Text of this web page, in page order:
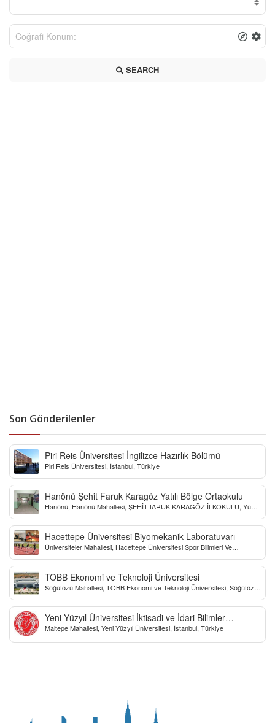
SEARCH
Son Gönderilenler
Piri Reis Üniversitesi İngilizce Hazırlık Bölümü
Piri Reis Üniversitesi, İstanbul, Türkiye
Hanönü Şehit Faruk Karagöz Yatılı Bölge Ortaokulu
Hanönü, Hanönü Mahallesi, ŞEHİT fARUK KARAGÖZ İLKOKULU, Yücel
Hacettepe Üniversitesi Biyomekanik Laboratuvarı
Üniversiteler Mahallesi, Hacettepe Üniversitesi Spor Bilimleri Ve
TOBB Ekonomi ve Teknoloji Üniversitesi
Söğütözü Mahallesi, TOBB Ekonomi ve Teknoloji Üniversitesi, Söğütözü
Yeni Yüzyıl Üniversitesi İktisadi ve İdari Bilimler
Fakültesi
Maltepe Mahallesi, Yeni Yüzyıl Üniversitesi, İstanbul, Türkiye